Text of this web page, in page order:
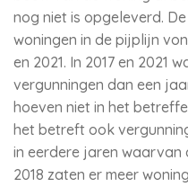
nog niet is opgeleverd.
woningen in de pijplijn
en 2021. In 2017 en 2021
vergunningen dan een
hoeven niet in het
het betreft ook
in eerdere jaren waarvan
2018 zaten er meer